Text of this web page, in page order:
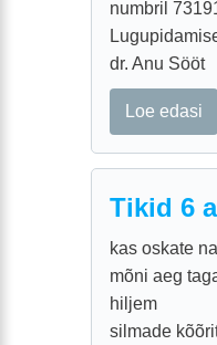
numbril
dr. Anu Sööt
Loe edasi
Tikid 6
kas oskate
mõni aeg
hiljem
silmade